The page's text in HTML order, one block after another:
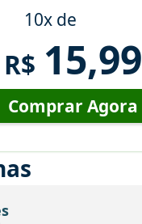
10x de
R$ 15,99
Comprar Agora